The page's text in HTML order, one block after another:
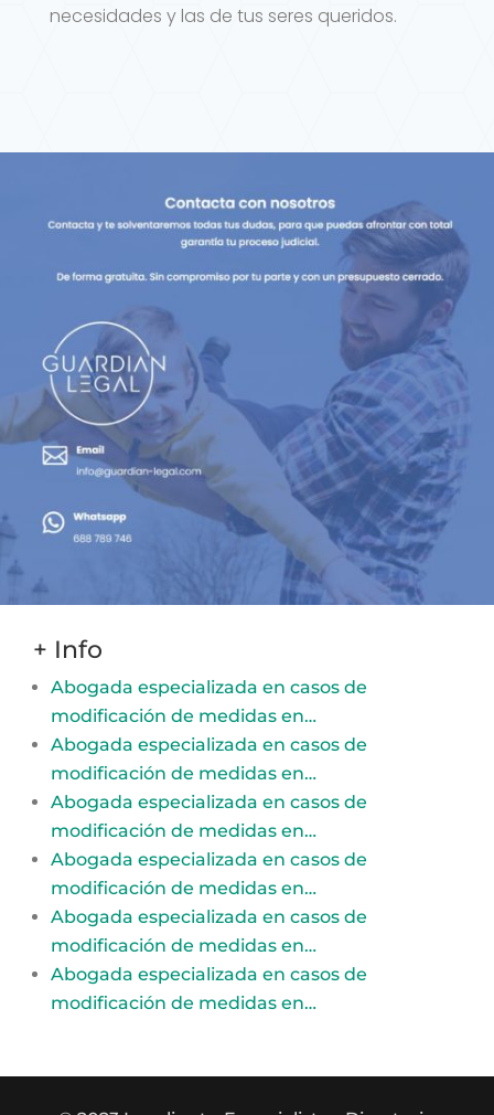
necesidades y las de tus seres queridos.
+ Info
Abogada especializada en casos de
modificación de medidas en…
Abogada especializada en casos de
modificación de medidas en…
Abogada especializada en casos de
modificación de medidas en…
Abogada especializada en casos de
modificación de medidas en…
Abogada especializada en casos de
modificación de medidas en…
Abogada especializada en casos de
modificación de medidas en…